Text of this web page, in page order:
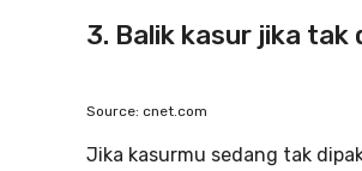
3. Balik kasur jika tak
Source: cnet.com
Jika kasurmu sedang tak